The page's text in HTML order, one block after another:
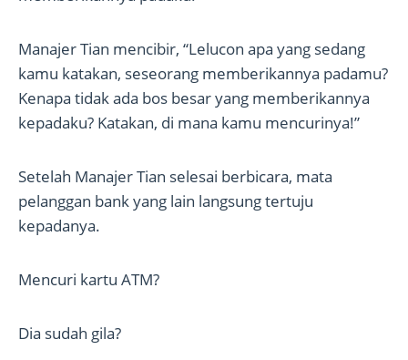
Manajer Tian mencibir, “Lelucon apa yang sedang
kamu katakan, seseorang memberikannya padamu?
Kenapa tidak ada bos besar yang memberikannya
kepadaku? Katakan, di mana kamu mencurinya!”
Setelah Manajer Tian selesai berbicara, mata
pelanggan bank yang lain langsung tertuju
kepadanya.
Mencuri kartu ATM?
Dia sudah gila?